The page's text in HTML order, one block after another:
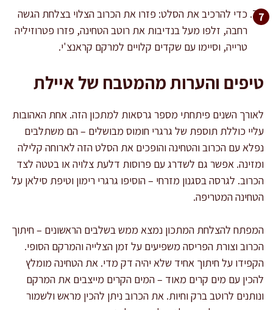
כדי להרכיב את הסלט: פזרו את הכרוב הצלוי בצלחת הגשה
רחבה, זלפו מעל בנדיבות את רוטב הטחינה, פזרו פטרוזיליה
טרייה, וסיימו עם שקדים קלויים למרקם קראנצ'י.
טיפים והערות מהמטבח של איילת
לאורך השנים פיתחתי מספר גרסאות למתכון הזה. אחת האהובות
עליי כוללת תוספת של גרגרי חומוס מבושלים – הם משתלבים
נפלא עם הכרוב והטחינה והופכים את הסלט הזה לארוחה קלילה
ומזינה. אפשר גם לשדרג עם פרוסות דלעת צלויה או בטטה לצד
הכרוב. לגרסה בסגנון מזרחי – הוסיפו גרגרי רימון וטיפת סילאן על
הטחינה המטריפה.
המפתח להצלחת המתכון נמצא ממש בשלבים הראשונים – חיתוך
הכרוב וצורת הפריסה משפיעים על זמן הצלייה והמרקם הסופי.
הקפידו על חיתוך אחיד שלא יהיה דק מדי. את הטחינה מומלץ
להכין עם מים קרים מאוד – המים הקרים מייצבים את המרקם
ונותנים לרוטב ברק וחיות. את הכרוב ניתן להכין מראש ולשמור